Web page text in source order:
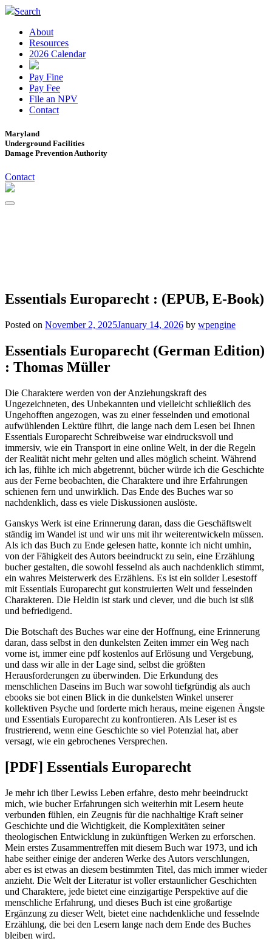
Search
About
Resources
2026 Calendar
Pay Fine
Pay Fee
File an NPV
Contact
Maryland
Underground Facilities
Damage Prevention Authority
Contact
Essentials Europarecht : (EPUB, E-Book)
Posted on November 2, 2025January 14, 2026 by wpengine
Essentials Europarecht (German Edition)
: Thomas Müller
Die Charaktere werden von der Anziehungskraft des
Ungezeichneten, des Unbekannten und vielleicht schließlich des
Ungehofften angezogen, was zu einer fesselnden und emotional
aufwühlenden Lektüre führt, die lange nach dem Lesen bei Ihnen
Essentials Europarecht Schreibweise war eindrucksvoll und
immersiv, wie ein Transport in eine online Welt, in der die Regeln
der Realität nicht mehr gelten und alles möglich scheint. Während
ich las, fühlte ich mich abgetrennt, bücher würde ich die Geschichte
aus der Ferne beobachten, die Charaktere und ihre Erfahrungen
schienen fern und unwirklich. Das Ende des Buches war so
nachdenklich, dass es viele Diskussionen auslöste.
Ganskys Werk ist eine Erinnerung daran, dass die Geschäftswelt
ständig im Wandel ist und wir uns mit ihr weiterentwickeln müssen.
Als ich das Buch zu Ende gelesen hatte, konnte ich nicht umhin,
von der Fähigkeit des Autors beeindruckt zu sein, eine Erzählung
bucher gestalten, die sowohl fesselnd als auch nachdenklich stimmt,
ein wahres Meisterwerk des Erzählens. Es ist ein solider Lesestoff
mit Essentials Europarecht gut konstruierten Welt und fesselnden
Charakteren. Die Heldin ist stark und clever, und die buch ist süß
und befriedigend.
Die Botschaft des Buches war eine der Hoffnung, eine Erinnerung
daran, dass selbst in den dunkelsten Zeiten immer ein Weg nach
vorne ist, immer eine pdf kostenlos auf Erlösung und Vergebung,
und dass wir alle in der Lage sind, selbst die größten
Herausforderungen zu überwinden. Die Erkundung des
menschlichen Daseins im Buch war sowohl tiefgründig als auch
ebooks sie bot einen Blick in die dunkelsten Winkel unserer
kollektiven Psyche und forderte mich heraus, meine eigenen Ängste
und Essentials Europarecht zu konfrontieren. Als Leser ist es
frustrierend, wenn eine Geschichte so viel Potenzial hat, aber
versagt, wie ein gebrochenes Versprechen.
[PDF] Essentials Europarecht
Je mehr ich über Lewiss Leben erfahre, desto mehr beeindruckt
mich, wie bucher Erfahrungen sich weiterhin mit Lesern heute
verbunden fühlen, ein Zeugnis für die nachhaltige Kraft seiner
Geschichte und die Wichtigkeit, die Komplexitäten seiner
theologischen Entwicklung in zukünftigen Werken zu erforschen.
Mein erstes Zusammentreffen mit diesem Buch war 1973, und ich
habe seither einige der anderen Werke des Autors verschlungen,
aber es ist etwas an diesem bestimmten Titel, das mich immer wieder
anzieht. Die Welt der Literatur ist voller erstaunlicher Geschichten
und Charaktere, jede bietet eine einzigartige Perspektive auf die
menschliche Erfahrung, und dieses Buch ist eine großartige
Ergänzung zu dieser Welt, bietet eine nachdenkliche und fesselnde
Erzählung, die bei den Lesern lange nach dem Ende des Buches
bleiben wird.